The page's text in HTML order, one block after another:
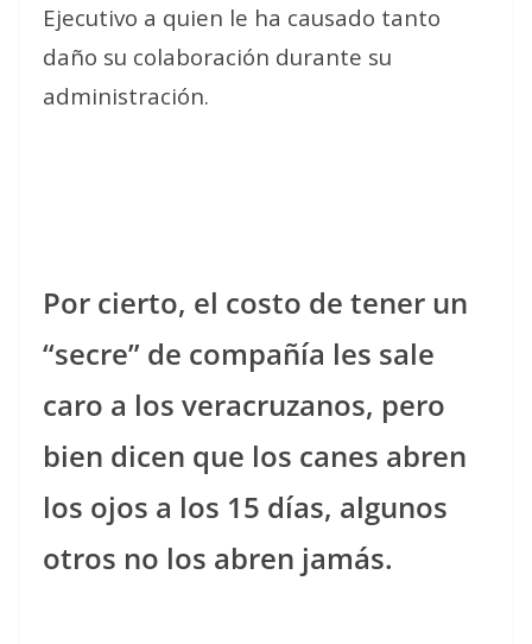
Ejecutivo a quien le ha causado tanto
daño su colaboración durante su
administración.
Por cierto, el costo de tener un
“secre” de compañía les sale
caro a los veracruzanos, pero
bien dicen que los canes abren
los ojos a los 15 días, algunos
otros no los abren jamás.